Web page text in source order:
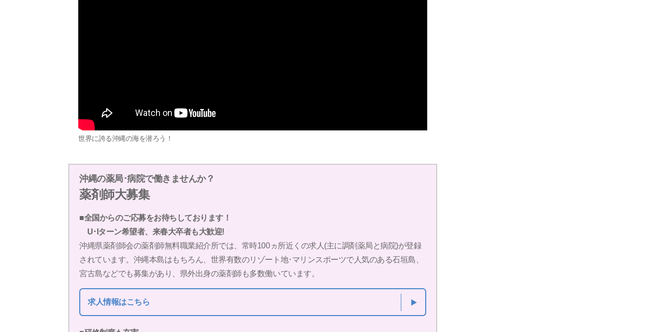
世界に誇る沖縄の海を潜ろう！
沖縄の薬局･病院で働きませんか？
薬剤師大募集
■全国からのご応募をお待ちしております！
U･Iターン希望者、来春大卒者も大歓迎!
沖縄県薬剤師会の薬剤師無料職業紹介所では、常時100ヵ所近くの求人(主に調剤薬局と病院)が登録
されています。沖縄本島はもちろん、世界有数のリゾート地･マリンスポーツで人気のある石垣島、
宮古島などでも募集があり、県外出身の薬剤師も多数働いています。
求人情報はこちら